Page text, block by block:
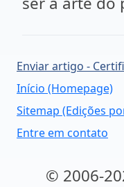
Enviar artigo -
Início (Homepage)
Sitemap (Edições
Entre em contato
© 2006-